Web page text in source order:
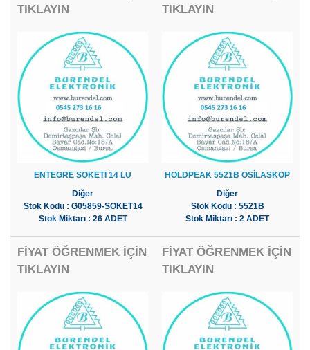
TIKLAYIN
TIKLAYIN
ENTEGRE SOKETI 14 LU
Diğer
Stok Kodu : G05859-SOKET14
Stok Miktarı : 26 ADET
FİYAT ÖĞRENMEK İÇİN
TIKLAYIN
HOLDPEAK 5521B OSİLASKOP
Diğer
Stok Kodu : 5521B
Stok Miktarı : 2 ADET
FİYAT ÖĞRENMEK İÇİN
TIKLAYIN